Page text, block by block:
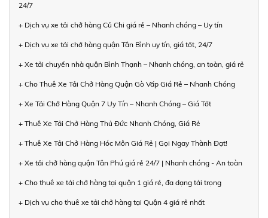
24/7
+ Dịch vụ xe tải chở hàng Củ Chi giá rẻ – Nhanh chóng – Uy tín
+ Dịch vụ xe tải chở hàng quận Tân Bình uy tín, giá tốt, 24/7
+ Xe tải chuyển nhà quận Bình Thạnh – Nhanh chóng, an toàn, giá rẻ
+ Cho Thuê Xe Tải Chở Hàng Quận Gò Vấp Giá Rẻ – Nhanh Chóng
+ Xe Tải Chở Hàng Quận 7 Uy Tín – Nhanh Chóng – Giá Tốt
+ Thuê Xe Tải Chở Hàng Thủ Đức Nhanh Chóng, Giá Rẻ
+ Thuê Xe Tải Chở Hàng Hóc Môn Giá Rẻ | Gọi Ngay Thành Đạt!
+ Xe tải chở hàng quận Tân Phú giá rẻ 24/7 | Nhanh chóng - An toàn
+ Cho thuê xe tải chở hàng tại quận 1 giá rẻ, đa dạng tải trọng
+ Dịch vụ cho thuê xe tải chở hàng tại Quận 4 giá rẻ nhất